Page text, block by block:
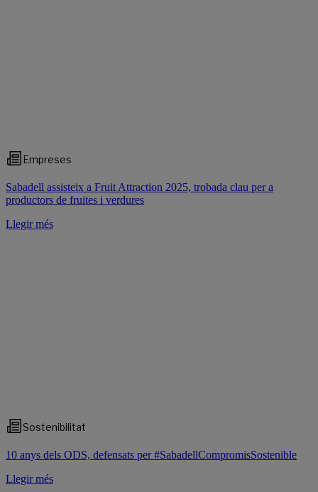
Empreses
Sabadell assisteix a Fruit Attraction 2025, trobada clau per a
productors de fruites i verdures
Llegir més
Sostenibilitat
10 anys dels ODS, defensats per #SabadellCompromisSostenible
Llegir més